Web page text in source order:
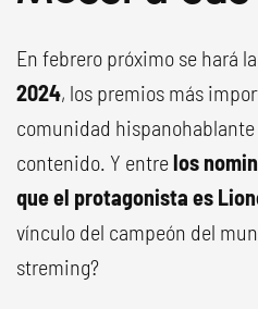
En febrero próximo se hará
2024, los premios más
comunidad
contenido. Y entrelos
que el protagonista es
vínculo del campeón del
streming?